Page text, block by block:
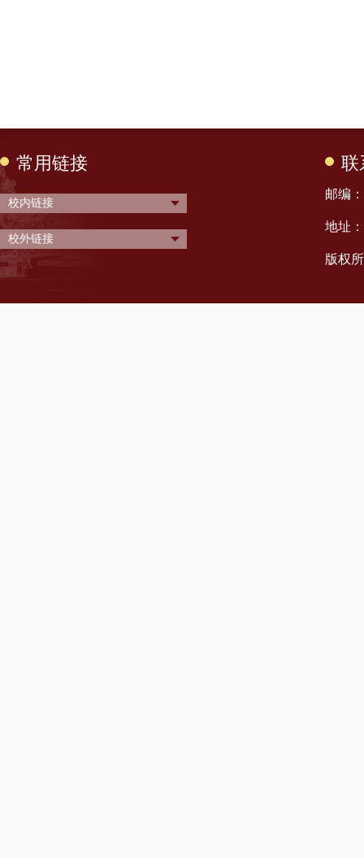
常用链接
校内链接
校外链接
联
邮编
地址
版权